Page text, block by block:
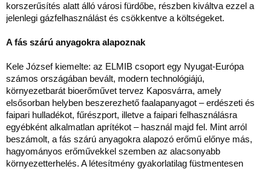
korszerűsítés alatt álló városi fürdőbe, részben kiváltva ezzel a
jelenlegi gázfelhasználást és csökkentve a költségeket.
A fás szárú anyagokra alapoznak
Kele József kiemelte: az ELMIB csoport egy Nyugat-Európa
számos országában bevált, modern technológiájú,
környezetbarát bioerőművet tervez Kaposvárra, amely
elsősorban helyben beszerezhető faalapanyagot – erdészeti és
faipari hulladékot, fűrészport, illetve a faipari felhasználásra
egyébként alkalmatlan aprítékot – használ majd fel. Mint arról
beszámolt, a fás szárú anyagokra alapozó erőmű előnye más,
hagyományos erőművekkel szemben az alacsonyabb
környezetterhelés. A létesítmény gyakorlatilag füstmentesen